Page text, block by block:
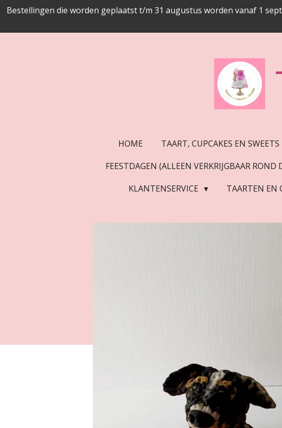
Ga
naar
Bestellingen die worden geplaatst t/m 31 augustus worden vanaf 1
HOME TAART, CUPCAKES EN
FEESTDAGEN (ALLEEN VERKRIJGBAAR ROND
KLANTENSERVICE
TAARTEN EN